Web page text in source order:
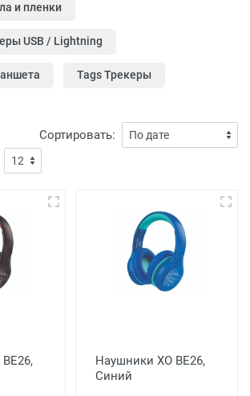
и пленки
USB / Lightning
Tags Трекеры
Сортировать:
Наушники XO BE26,
Синий